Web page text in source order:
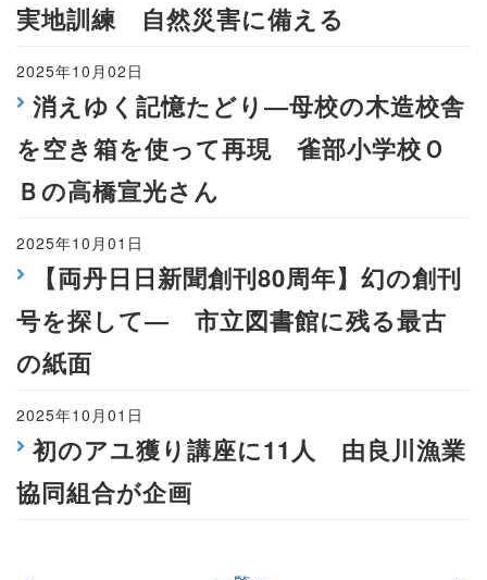
実地訓練 自然災害に備える
2025年10月02日
消えゆく記憶たどり―母校の木造校舎
を空き箱を使って再現 雀部小学校Ｏ
Ｂの高橋宣光さん
2025年10月01日
【両丹日日新聞創刊80周年】幻の創刊
号を探して― 市立図書館に残る最古
の紙面
2025年10月01日
初のアユ獲り講座に11人 由良川漁業
協同組合が企画